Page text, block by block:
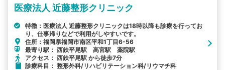
医療法人 近藤整形クリニック
特徴：医療法人 近藤整形クリニックは18時以降も診療を行ってお
り、仕事帰りなどで利用がしやすいです。
住所：福岡県福岡市南区平和1丁目6-56
最寄り駅： 西鉄平尾駅 高宮駅 薬院駅
アクセス： 西鉄平尾駅 から徒歩7分
診療科目： 整形外科/リハビリテーション科/リウマチ科